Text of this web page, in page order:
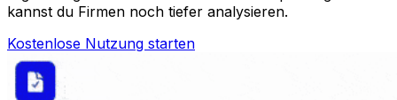
kannst du Firmen noch tiefer analysieren.
Kostenlose Nutzung starten